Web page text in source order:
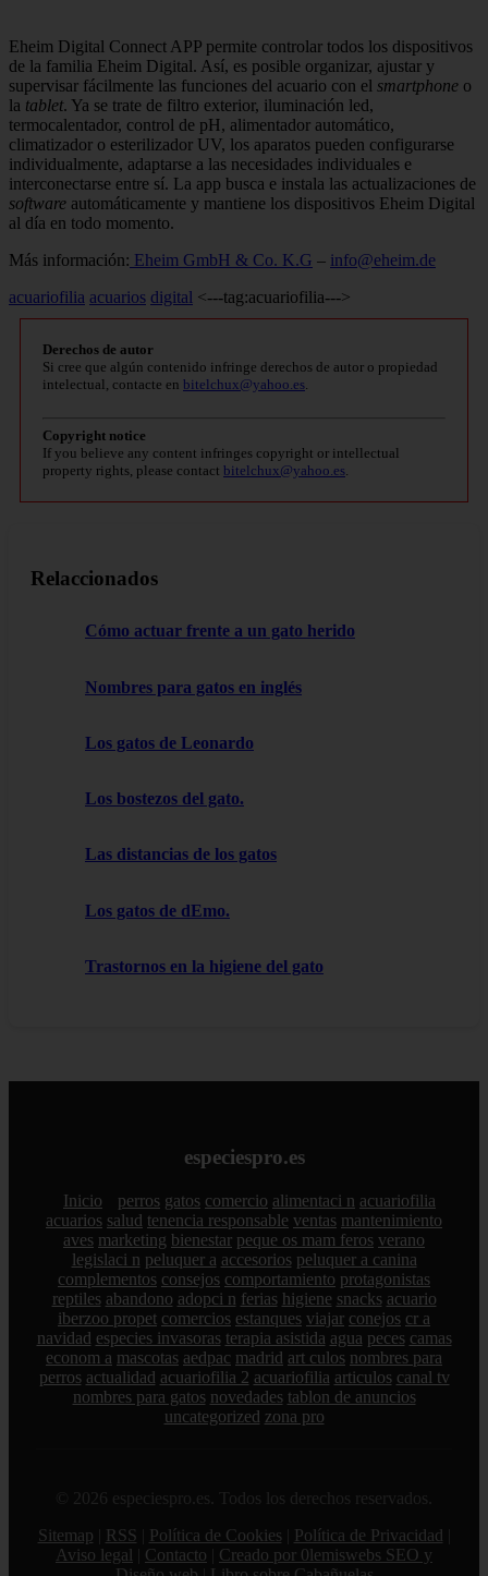
Eheim Digital Connect APP permite controlar todos los dispositivos
de la familia Eheim Digital. Así, es posible organizar, ajustar y
supervisar fácilmente las funciones del acuario con el smartphone o
la tablet. Ya se trate de filtro exterior, iluminación led,
termocalentador, control de pH, alimentador automático,
climatizador o esterilizador UV, los aparatos pueden configurarse
individualmente, adaptarse a las necesidades individuales e
interconectarse entre sí. La app busca e instala las actualizaciones de
software automáticamente y mantiene los dispositivos Eheim Digital
al día en todo momento.
Más información: Eheim GmbH & Co. K.G – info@eheim.de
acuariofilia acuarios digital <---tag:acuariofilia--->
Derechos de autor
Si cree que algún contenido infringe derechos de autor o propiedad
intelectual, contacte en bitelchux@yahoo.es
Copyright notice
If you believe any content infringes copyright or intellectual
property rights, please contact bitelchux@yahoo.es
Relaccionados
Cómo actuar frente a un gato herido
Nombres para gatos en inglés
Los gatos de Leonardo
Los bostezos del gato.
Las distancias de los gatos
Los gatos de dEmo.
Trastornos en la higiene del gato
especiespro.es
Inicio perros gatos comercio alimentaci n acuariofilia
acuarios salud tenencia responsable ventas mantenimiento
aves marketing bienestar peque os mam feros verano
legislaci n peluquer a accesorios peluquer a canina
complementos consejos comportamiento protagonistas
reptiles abandono adopci n ferias higiene snacks acuario
iberzoo propet comercios estanques viajar conejos cr a
navidad especies invasoras terapia asistida agua peces camas
econom a mascotas aedpac madrid art culos nombres para
perros actualidad acuariofilia 2 acuariofilia articulos canal tv
nombres para gatos novedades tablon de anuncios
uncategorized zona pro
© 2026 especiespro.es. Todos los derechos reservados.
Sitemap
RSS Política de Cookies Política de Privacidad
Aviso legal
Contacto
Creado por 0lemiswebs SEO y